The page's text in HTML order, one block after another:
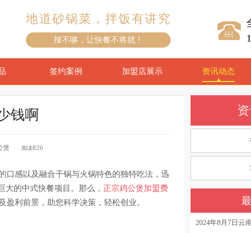
地道砂锅菜，拌饭有讲究
辣不哆，让快餐不将就！
签约案例 加盟店展示 资讯动态
钱啊
煲 阅读826
口感以及融合干锅与火锅特色的独特吃法，迅
大的中式快餐项目。那么， 正宗鸡公煲加盟费
利前景，助您科学决策，轻松创业。